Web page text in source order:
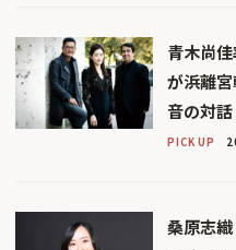
青木尚
が浜離宮
音の対話
PICK UP
桑原志